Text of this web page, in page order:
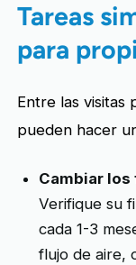
Tareas
para
Entre las visitas
pueden hacer
Cambiar
Verifique su
cada 1-3
flujo de aire,